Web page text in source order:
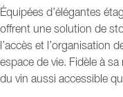
Équipées d’élégantes
offrent une solution de
l’accès et l’organisation
espace de vie. Fidèle à
du vin aussi accessible